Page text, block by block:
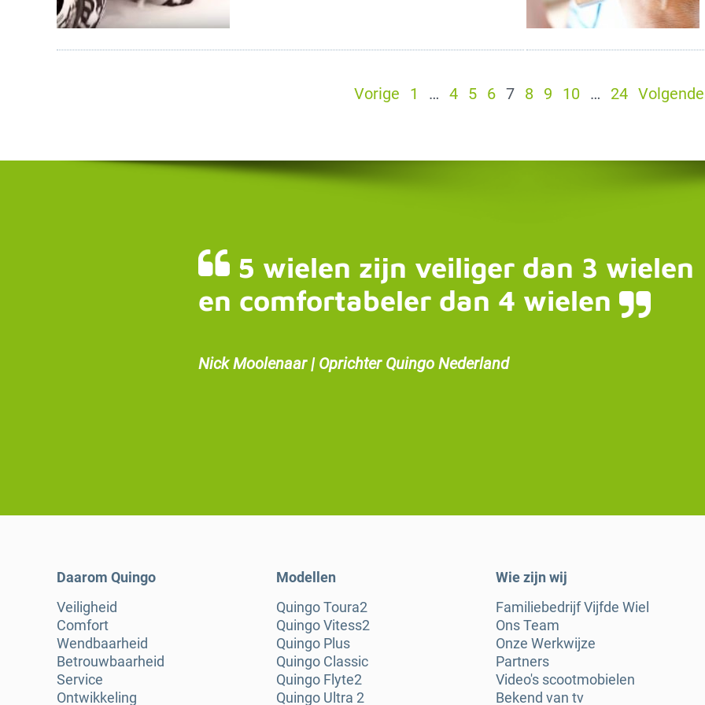
Vorige 1 … 4 5 6 7 8 9 10 … 24 Volgende
5 wielen zijn veiliger dan 3 wielen
en comfortabeler dan 4 wielen
Nick Moolenaar | Oprichter Quingo Nederland
Daarom Quingo
Veiligheid
Comfort
Wendbaarheid
Betrouwbaarheid
Service
Ontwikkeling
Modellen
Quingo Toura2
Quingo Vitess2
Quingo Plus
Quingo Classic
Quingo Flyte2
Quingo Ultra 2
Wie zijn wij
Familiebedrijf Vijfde Wiel
Ons Team
Onze Werkwijze
Partners
Video's scootmobielen
Bekend van tv